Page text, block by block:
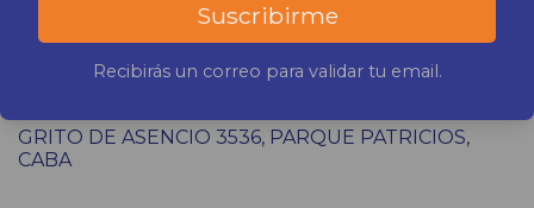
EMAIL
COMUNICACION@GENERACION3.COM.AR
GRITO DE ASENCIO 3536, PARQUE PATRICIOS,
CABA
Suscribirme
Recibirás un correo para validar tu email.